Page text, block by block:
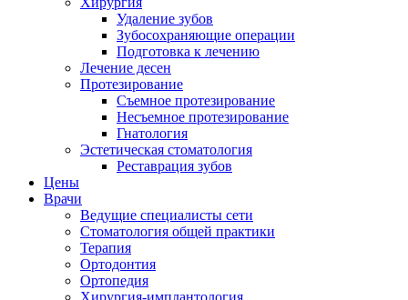
Удаление зубов
Зубосохраняющие операции
Подготовка к лечению
Лечение десен
Протезирование
Съемное протезирование
Несъемное протезирование
Гнатология
Эстетическая стоматология
Реставрация зубов
Цены
Врачи
Ведущие специалисты сети
Стоматология общей практики
Терапия
Ортодонтия
Ортопедия
Хирургия-имплантология